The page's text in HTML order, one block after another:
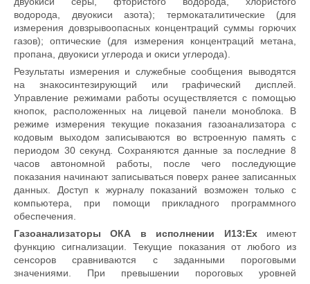
водорода, двуокиси азота); термокаталитические (для
измерения довзрывоопасных концентраций суммы горючих
газов); оптические (для измерения концентраций метана,
пропана, двуокиси углерода и окиси углерода).
Результаты измерения и служебные сообщения выводятся
на знакосинтезирующий или графический дисплей.
Управление режимами работы осуществляется с помощью
кнопок, расположенных на лицевой панели моноблока. В
режиме измерения текущие показания газоанализатора с
кодовым выходом записываются во встроенную память с
периодом 30 секунд. Сохраняются данные за последние 8
часов автономной работы, после чего последующие
показания начинают записываться поверх ранее записанных
данных. Доступ к журналу показаний возможен только с
компьютера, при помощи прикладного программного
обеспечения.
Газоанализаторы ОКА в исполнении И13:Ex имеют
функцию сигнализации. Текущие показания от любого из
сенсоров сравниваются с заданными пороговыми
значениями. При превышении пороговых уровней